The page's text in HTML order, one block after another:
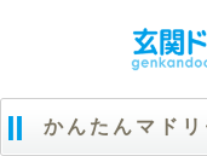
かんたんマド